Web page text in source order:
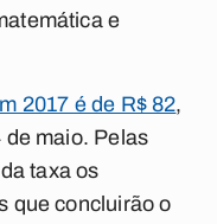
e
2017 é de R$ 82,
de maio. Pelas
taxa os
que concluirão o